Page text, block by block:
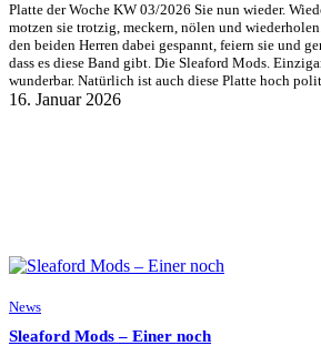
Platte der Woche KW 03/2026 Sie nun wieder.
motzen sie trotzig, meckern, nölen und
den beiden Herren dabei gespannt, feiern sie und
dass es diese Band gibt. Die Sleaford Mods.
wunderbar. Natürlich ist auch diese Platte hoch
16. Januar 2026
News
Sleaford Mods – Einer noch